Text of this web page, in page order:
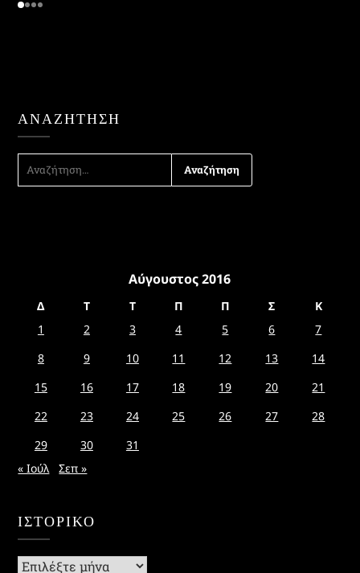
ΑΝΑΖΉΤΗΣΗ
ΑΝΑΖΉΤΗΣΗ
ΓΙΑ:
Αύγουστος 2016
Δ Τ Τ Π Π Σ
Κ
1
2 3 4 5 6
7
8
9 10 11 12 13
14
15
16 17 18 19 20
21
22
23 24 25 26 27
28
29
30
31
« Ιούλ
Σεπ »
ΙΣΤΟΡΙΚΌ
Ιστορικό